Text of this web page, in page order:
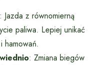
: Jazda z równomierną
paliwa. Lepiej unikać
hamowań.
: Zmiana biegów